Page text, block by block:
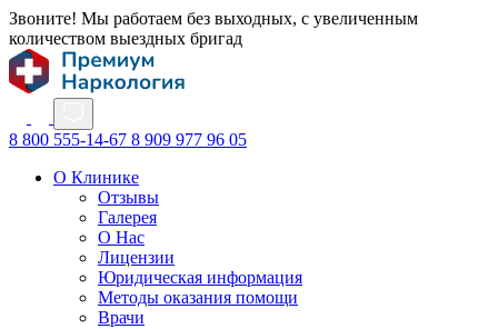
Звоните! Мы работаем без выходных, с увеличенным
количеством выездных бригад
8 800 555-14-67 8 909 977 96 05
О Клинике
Отзывы
Галерея
О Нас
Лицензии
Юридическая информация
Методы оказания помощи
Врачи